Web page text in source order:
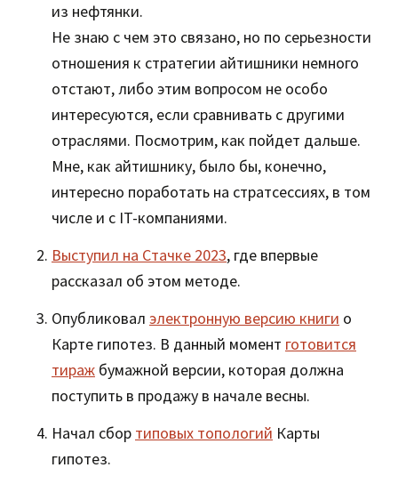
из нефтянки.
Не знаю с чем это связано, но по серьезности
отношения к стратегии айтишники немного
отстают, либо этим вопросом не особо
интересуются, если сравнивать с другими
отраслями. Посмотрим, как пойдет дальше.
Мне, как айтишнику, было бы, конечно,
интересно поработать на стратсессиях, в том
числе и с IT-компаниями.
Выступил на Стачке 2023, где впервые
рассказал об этом методе.
Опубликовал электронную версию книги о
Карте гипотез. В данный момент готовится
тираж бумажной версии, которая должна
поступить в продажу в начале весны.
Начал сбор типовых топологий Карты
гипотез.